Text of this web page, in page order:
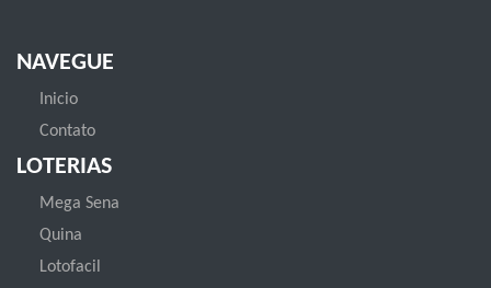
NAVEGUE
Inicio
Contato
LOTERIAS
Mega Sena
Quina
Lotofacil